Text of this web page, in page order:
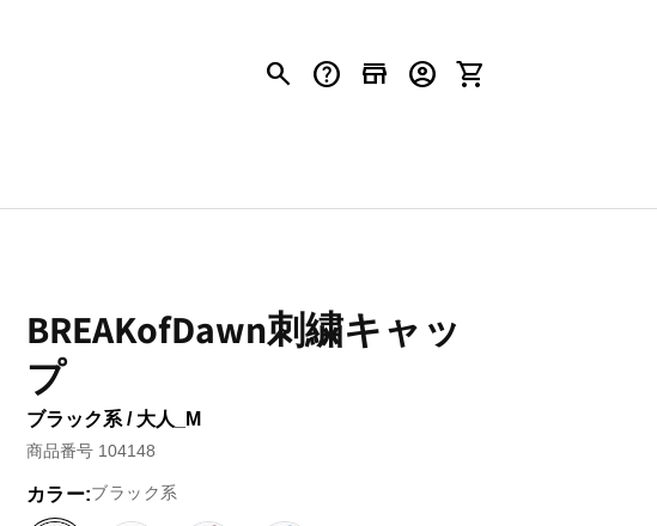
search help store account_circle shopping_cart
BREAKofDawn刺繍キャッ
プ
ブラック系 / 大人_M
商品番号 104148
カラー:ブラック系